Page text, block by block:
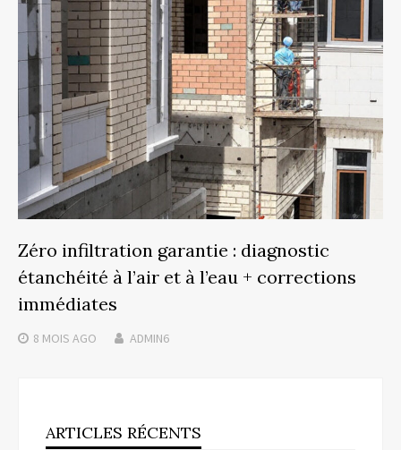
Zéro infiltration garantie : diagnostic
étanchéité à l’air et à l’eau + corrections
immédiates
8 MOIS AGO ADMIN6
ARTICLES RÉCENTS